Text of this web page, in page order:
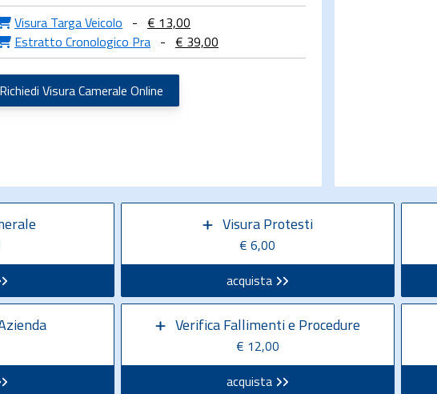
Visura Targa Veicolo - € 13,00
Estratto Cronologico Pra - € 39,00
Richiedi Visura Camerale Online
Visura Protesti
€ 6,00
acquista
Verifica Fallimenti e Procedure
€ 12,00
acquista